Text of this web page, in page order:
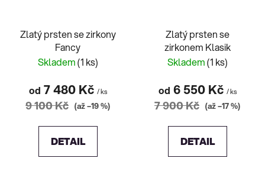
Zlatý prsten se zirkony
Fancy
Skladem(1 ks)
od 7 480 Kč / ks
9 100 Kč (až –19 %)
DETAIL
Zlatý prsten se
zirkonem Klasik
Skladem(1 ks)
od 6 550 Kč / ks
7 900 Kč (až –17 %)
DETAIL